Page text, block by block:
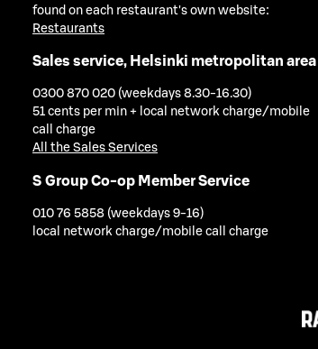
found on each restaurant's own website:
Restaurants
Sales service, Helsinki metropolitan area
0300 870 020 (weekdays 8.30-16.30)
51 cents per min + local network charge/mobile
call charge
All the Sales Services
S Group Co-op Member Service
010 76 5858 (weekdays 9-16)
local network charge/mobile call charge